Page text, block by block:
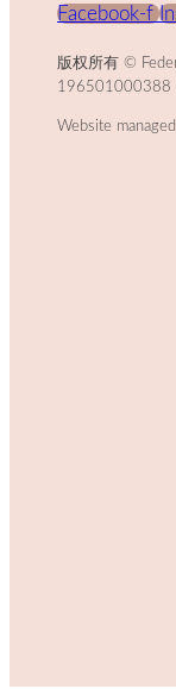
Facebook-f
版权所有 ©
196501000388
Website